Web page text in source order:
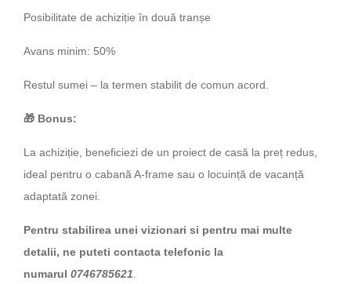
Posibilitate de achiziție în două tranșe
Avans minim: 50%
Restul sumei – la termen stabilit de comun acord.
🎁 Bonus:
La achiziție, beneficiezi de un proiect de casă la preț redus,
ideal pentru o cabană A-frame sau o locuință de vacanță
adaptată zonei.
Pentru stabilirea unei vizionari si pentru mai multe
detalii, ne puteti contacta telefonic la
numarul 0746785621